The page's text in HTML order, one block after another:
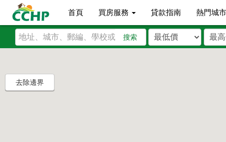
首頁 買房服務 貸款指南 熱門城
搜索
去除邊界